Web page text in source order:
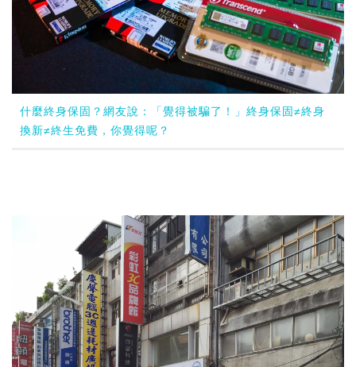
什麼終身保固？網友說：「覺得被騙了！」終身保固≠終身
換新≠終生免費，你覺得呢？